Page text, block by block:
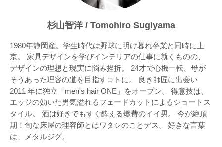
杉山智洋 / Tomohiro Sugiyama
1980年静岡産。学生時代は野球に明け暮れ卒業と同時に上
京。 家具デザインを学びインテリアの仕事に就くものの、
デザインの理想と現実に悩み挫折。 24才で心機一転、母が
そうあった理容の道を目指すコトに。 良き師匠に出会い
2011 年に独立「men's hair ONE」をオープン。 得意技は、
エッジの効いた男気溢れるフェードカットによるショートス
タイル。 酒は好きでもすぐ酔える燃費のイイ男。 今が絶頂
期！旬な床屋の理容師とはワタシのことデス。 好きな言葉
は、メタルジグ。